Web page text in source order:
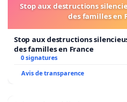
Stop aux destructions
des familles en
Stop aux destructions
des familles en France
0 signatures
Avis de transparence